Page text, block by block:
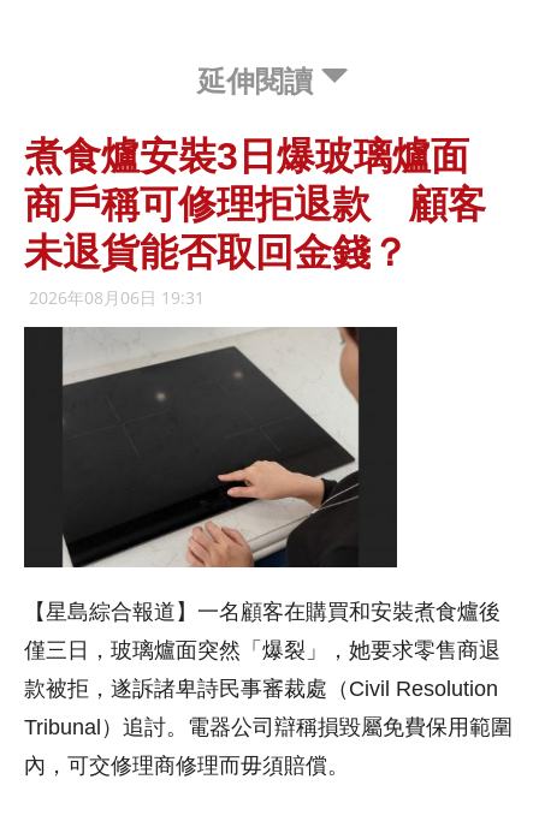
延伸閱讀
煮食爐安裝3日爆玻璃爐面
商戶稱可修理拒退款 顧客
未退貨能否取回金錢？
2026年08月06日 19:31
【星島綜合報道】一名顧客在購買和安裝煮食爐後
僅三日，玻璃爐面突然「爆裂」，她要求零售商退
款被拒，遂訴諸卑詩民事審裁處（Civil Resolution
Tribunal）追討。電器公司辯稱損毀屬免費保用範圍
內，可交修理商修理而毋須賠償。